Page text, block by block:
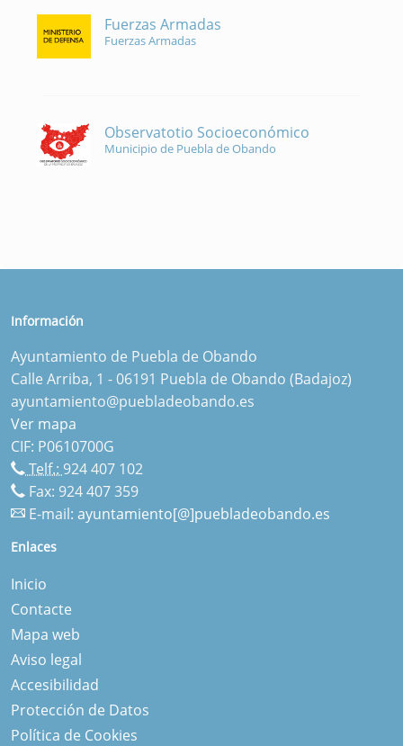
Fuerzas Armadas
Fuerzas Armadas
Observatotio Socioeconómico
Municipio de Puebla de Obando
Información
Ayuntamiento de Puebla de Obando
Calle Arriba, 1 - 06191 Puebla de Obando (Badajoz)
ayuntamiento@puebladeobando.es
Ver mapa
CIF: P0610700G
Telf.:924 407 102
Fax: 924 407 359
E-mail: ayuntamiento[@]puebladeobando.es
Enlaces
Inicio
Contacte
Mapa web
Aviso legal
Accesibilidad
Protección de Datos
Política de Cookies